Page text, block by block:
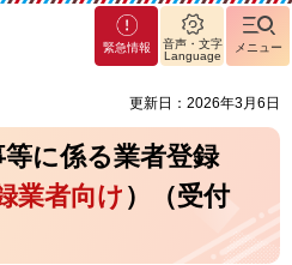
緊急情報
音声・文字
Language
メニュー
更新日：2026年3月6日
に係る業者登録
業者向け ）（受付